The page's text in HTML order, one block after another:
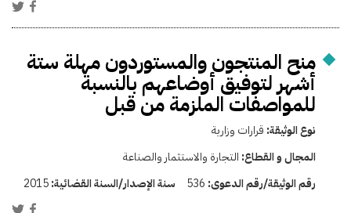
منح المنتجون والمستوردون مهلة ستة
أشهر لتوفيق أوضاعهم بالنسبة
للمواصفات الملزمة من قبل
نوع الوثيقة: قرارات وزارية
المجال و القطاع: التجارة والاستثمار والصناعة
رقم الوثيقة/رقم الدعوى: 536 سنة الإصدار/السنة القضائية:2015